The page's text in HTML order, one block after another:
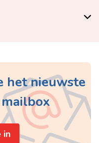
het nieuwste
in